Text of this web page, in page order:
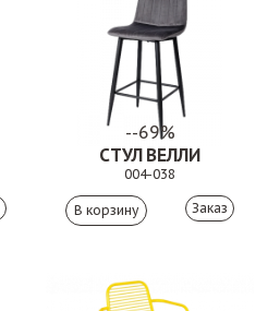
--69%
СТУЛ ВЕЛЛИ
004-038
Заказ